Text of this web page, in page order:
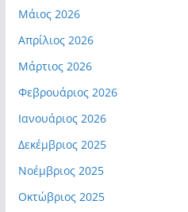
Μάιος 2026
Απρίλιος 2026
Μάρτιος 2026
Φεβρουάριος 2026
Ιανουάριος 2026
Δεκέμβριος 2025
Νοέμβριος 2025
Οκτώβριος 2025